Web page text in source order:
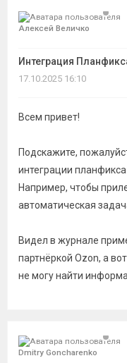
Активные
Алексей Величко
Интеграция
17.10.2025 16:10
Всем привет!
Подскажите,
интеграции
Например, чтобы
автоматическая
Видел в журнале
партнёркой Ozon, а
не могу найти
Dmitry Goncharenko